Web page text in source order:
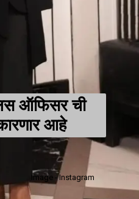
ऑफिसर ची
आहे
Image - Instagram